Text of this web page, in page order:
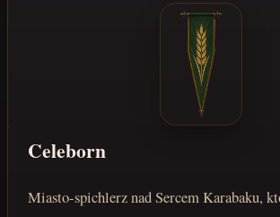
Celeborn
Miasto-spichlerz nad Sercem Karabaku,